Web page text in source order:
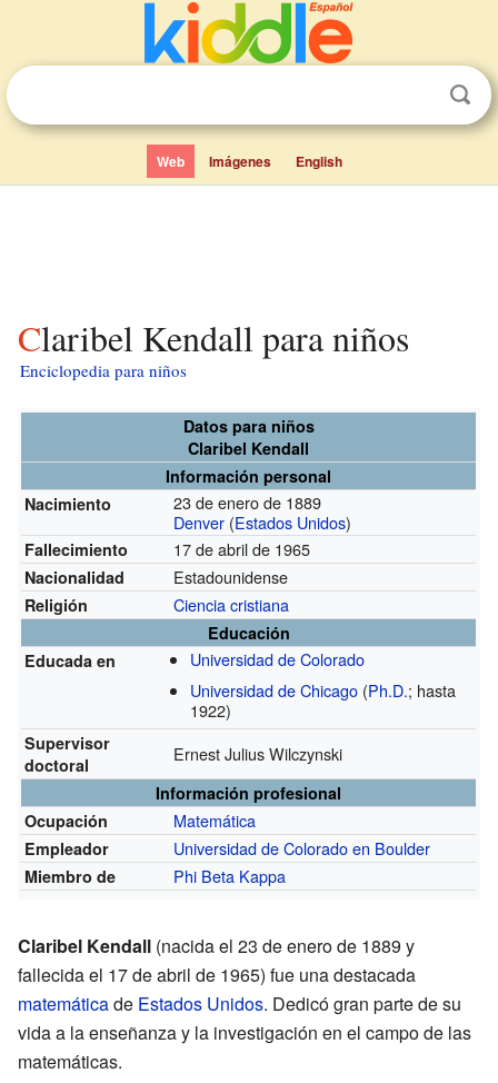
Web Imágenes English
Claribel Kendall para niños
Enciclopedia para niños
Datos para niños
Claribel Kendall
Información personal
Nacimiento
23 de enero de 1889
Denver (Estados Unidos)
Fallecimiento 17 de abril de 1965
Nacionalidad Estadounidense
Religión Ciencia cristiana
Educación
Educada en
Universidad de Colorado
Universidad de Chicago (Ph.D.; hasta
1922)
Supervisor
doctoral
Ernest Julius Wilczynski
Información profesional
Ocupación
Matemática
Empleador Universidad de Colorado en Boulder
Miembro de Phi Beta Kappa
Claribel Kendall (nacida el 23 de enero de 1889 y
fallecida el 17 de abril de 1965) fue una destacada
matemáticade Estados Unidos. Dedicó gran parte de su
vida a la enseñanza y la investigación en el campo de las
matemáticas.